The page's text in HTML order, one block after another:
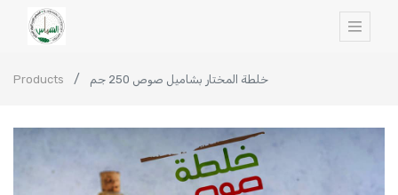
Products خلطة المختار بشاميل صوص 250 جم